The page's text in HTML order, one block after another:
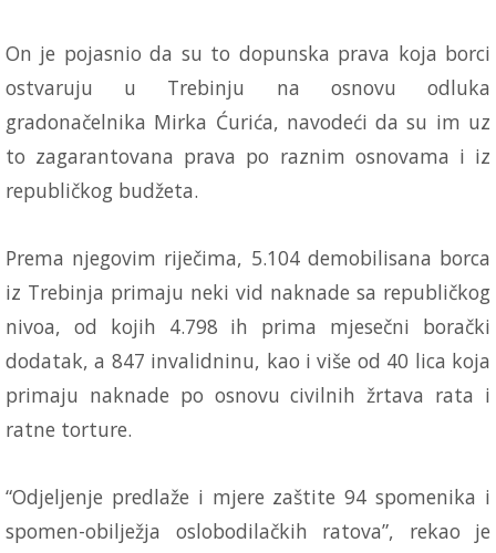
On je pojasnio da su to dopunska prava koja borci
ostvaruju u Trebinju na osnovu odluka
gradonačelnika Mirka Ćurića, navodeći da su im uz
to zagarantovana prava po raznim osnovama i iz
republičkog budžeta.
Prema njegovim riječima, 5.104 demobilisana borca
iz Trebinja primaju neki vid naknade sa republičkog
nivoa, od kojih 4.798 ih prima mjesečni borački
dodatak, a 847 invalidninu, kao i više od 40 lica koja
primaju naknade po osnovu civilnih žrtava rata i
ratne torture.
“Odjeljenje predlaže i mjere zaštite 94 spomenika i
spomen-obilježja oslobodilačkih ratova”, rekao je